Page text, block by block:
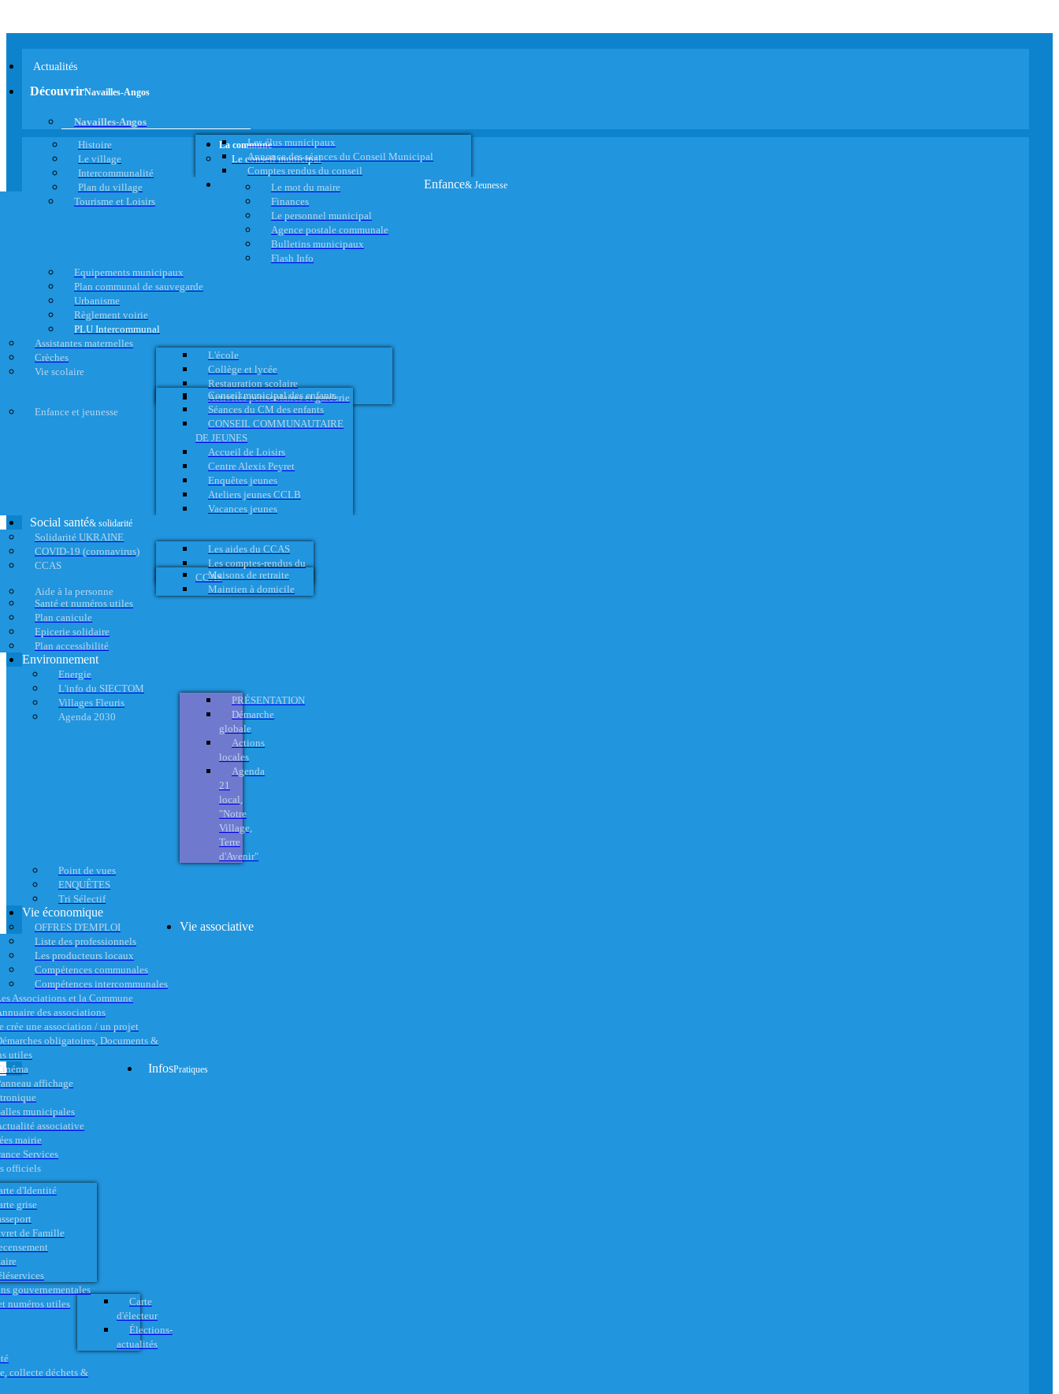
Actualités
DécouvrirNavailles-Angos
Navailles-Angos
Histoire
Le village
Intercommunalité
Plan du village
Tourisme et Loisirs
La commune
Le conseil municipal
Les élus municipaux
Annonce des séances du Conseil Municipal
Comptes rendus du conseil
Le mot du maire
Finances
Le personnel municipal
Agence postale communale
Bulletins municipaux
Flash Info
Equipements municipaux
Plan communal de sauvegarde
Urbanisme
Règlement voirie
PLU Intercommunal
Enfance& Jeunesse
Assistantes maternelles
Crèches
Vie scolaire
L'école
Collège et lycée
Restauration scolaire
Activités périscolaires et garderie
Enfance et jeunesse
Conseil municipal des enfants
Séances du CM des enfants
CONSEIL COMMUNAUTAIRE
DE JEUNES
Accueil de Loisirs
Centre Alexis Peyret
Enquêtes jeunes
Ateliers jeunes CCLB
Vacances jeunes
Social santé& solidarité
Solidarité UKRAINE
COVID-19 (coronavirus)
CCAS
Les aides du CCAS
Les comptes-rendus du
CCAS
Aide à la personne
Maisons de retraite
Maintien à domicile
Santé et numéros utiles
Plan canicule
Epicerie solidaire
Plan accessibilité
Environnement
Energie
L'info du SIECTOM
Villages Fleuris
Agenda 2030
PRÉSENTATION
Démarche
globale
Actions
locales
Agenda
21
local,
"Notre
Village,
Terre
d'Avenir"
Point de vues
ENQUÊTES
Tri Sélectif
Vie économique
OFFRES D'EMPLOI
Liste des professionnels
Les producteurs locaux
Compétences communales
Compétences intercommunales
Vie associative
Associations et la Commune
des associations
crée une association / un projet
obligatoires, Documents &
utiles
affichage
municipales
associative
InfosPratiques
mairie
Services
officiels
d'Identité
grise
de Famille
gouvernementales
numéros utiles
Carte
d'électeur
Élections-
actualités
collecte déchets &